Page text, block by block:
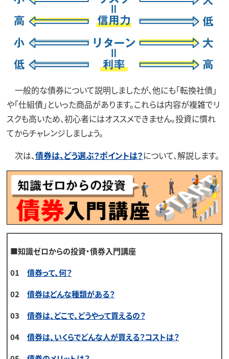
一般的な債券について説明しましたが、他にも「転換社債」
や「仕組債」といった商品があります。これらは内容が複雑でリ
スクも高いため、初心者にはオススメできません。投資に慣れ
てからチャレンジしましょう。
次は、債券は、どう選ぶ？ポイントは？について、解説します。
■知識ゼロからの投資・債券入門講座
01 債券って、何？
02 債券はどんな種類がある？
03 債券は、どこで、どうやって買えるの？
04 債券は、いくらでどんな人が買える？コストは？